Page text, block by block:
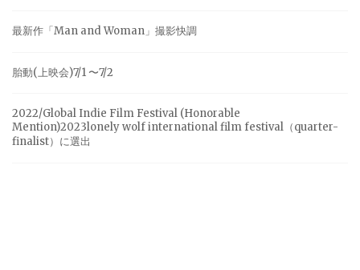
最新作「Man and Woman」撮影快調
胎動(上映会)7/1 〜7/2
2022/Global Indie Film Festival (Honorable
Mention)2023lonely wolf international film festival（quarter-
finalist）に選出